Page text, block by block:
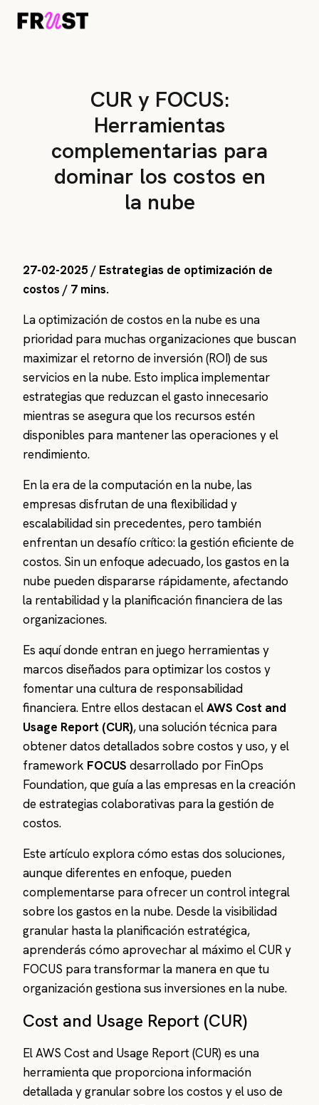
CUR y FOCUS:
Herramientas
complementarias para
dominar los costos en
la nube
27-02-2025 / Estrategias de optimización de
costos / 7 mins.
La optimización de costos en la nube es una
prioridad para muchas organizaciones que buscan
maximizar el retorno de inversión (ROI) de sus
servicios en la nube. Esto implica implementar
estrategias que reduzcan el gasto innecesario
mientras se asegura que los recursos estén
disponibles para mantener las operaciones y el
rendimiento.
En la era de la computación en la nube, las
empresas disfrutan de una flexibilidad y
escalabilidad sin precedentes, pero también
enfrentan un desafío crítico: la gestión eficiente de
costos. Sin un enfoque adecuado, los gastos en la
nube pueden dispararse rápidamente, afectando
la rentabilidad y la planificación financiera de las
organizaciones.
Es aquí donde entran en juego herramientas y
marcos diseñados para optimizar los costos y
fomentar una cultura de responsabilidad
financiera. Entre ellos destacan elAWS Cost and
Usage Report (CUR), una solución técnica para
obtener datos detallados sobre costos y uso, y el
framework FOCUS desarrollado por FinOps
Foundation, que guía a las empresas en la creación
de estrategias colaborativas para la gestión de
costos.
Este artículo explora cómo estas dos soluciones,
aunque diferentes en enfoque, pueden
complementarse para ofrecer un control integral
sobre los gastos en la nube. Desde la visibilidad
granular hasta la planificación estratégica,
aprenderás cómo aprovechar al máximo el CUR y
FOCUS para transformar la manera en que tu
organización gestiona sus inversiones en la nube.
Cost and Usage Report (CUR)
El AWS Cost and Usage Report (CUR) es una
herramienta que proporciona información
detallada y granular sobre los costos y el uso de